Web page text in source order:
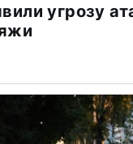
угрозу